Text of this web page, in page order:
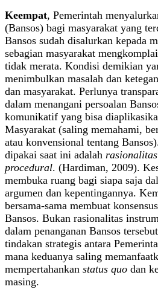
Keempat, Pemerintah
(Bansos) bagi masyarakat yang
Bansos sudah disalurkan kepada
sebagian masyarakat
tidak merata. Kondisi demikian
menimbulkan masalah dan
dan masyarakat. Perlunya
dalam menangani persoalan
komunikatif yang bisa
Masyarakat (saling memahami,
atau konvensional tentang
dipakai saat ini adalah
procedural. (Hardiman, 2009).
membuka ruang bagi siapa saja
argumen dan kepentingannya.
bersama-sama membuat
Bansos. Bukan rasionalitas
dalam penanganan Bansos
tindakan strategis antara
mana keduanya saling
mempertahankan status quo dan
masing.